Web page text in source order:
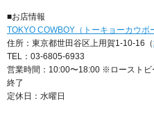
■お店情報
TOKYO COWBOY（トーキョーカウボ
住所：東京都世田谷区上用賀1-10-16（
TEL：03-6805-6933
営業時間：10:00〜18:00 ※ロースト
終了
定休日：水曜日